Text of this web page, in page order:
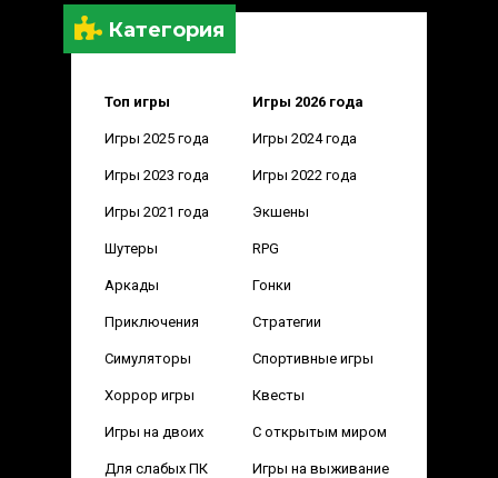
Категория
Топ игры Игры 2026 года
Игры 2025 года Игры 2024 года
Игры 2023 года Игры 2022 года
Игры 2021 года Экшены
Шутеры RPG
Аркады Гонки
Приключения Стратегии
Симуляторы Спортивные игры
Хоррор игры Квесты
Игры на двоих С открытым миром
Для слабых ПК Игры на выживание